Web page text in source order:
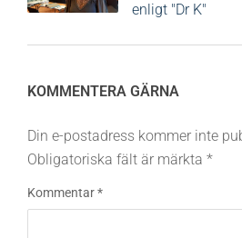
enligt "Dr K"
KOMMENTERA GÄRNA
Din e-postadress kommer inte
Obligatoriska fält är märkta *
Kommentar*